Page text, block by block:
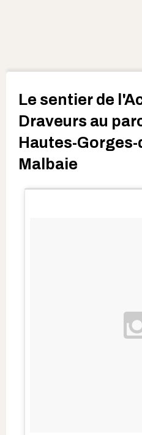
​​​​Le sentier de
Draveurs au
Hautes-
Malbaie​​​​